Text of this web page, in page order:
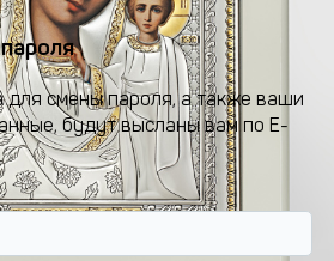
для смены пароля, а также ваши
будут высланы вам по E-